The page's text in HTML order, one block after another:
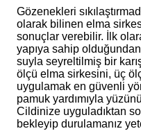
Gözenekleri
olarak bilinen elma
sonuçlar verebilir. İlk
yapıya sahip
suyla seyreltilmiş bir
ölçü elma sirkesini, üç
uygulamak en güvenli
pamuk yardımıyla
Cildinize uyguladıktan
bekleyip durulamanız